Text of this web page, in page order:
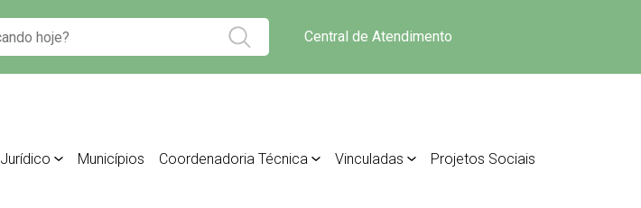
Central de Atendimento
Jurídico Municípios Coordenadoria Técnica Vinculadas Projetos Sociais